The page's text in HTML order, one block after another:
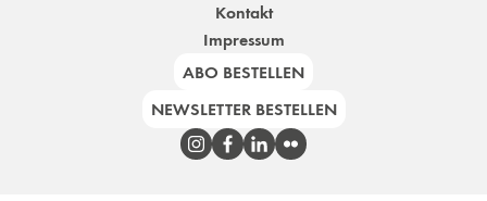
Kontakt
Impressum
ABO BESTELLEN
NEWSLETTER BESTELLEN